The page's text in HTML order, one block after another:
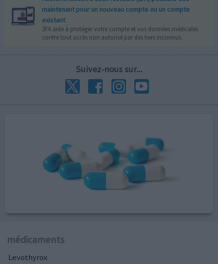
maintenant pour un nouveau compte ou un compte
existant
2FA aide à protéger votre compte et vos données médicales
contre tout accès non autorisé par des tiers inconnus.
Suivez-nous sur...
médicaments
Levothyrox